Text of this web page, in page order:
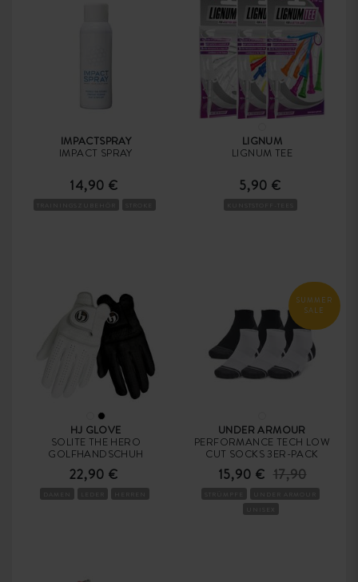
IMPACTSPRAY
IMPACT SPRAY
14,90 €
LIGNUM
LIGNUM TEE
5,90 €
HJ GLOVE
SOLITE THE HERO
GOLFHANDSCHUH
22,90 €
SUMMER
SALE
UNDER ARMOUR
PERFORMANCE TECH LOW
CUT SOCKS 3ER-PACK
15,90 € 17,90